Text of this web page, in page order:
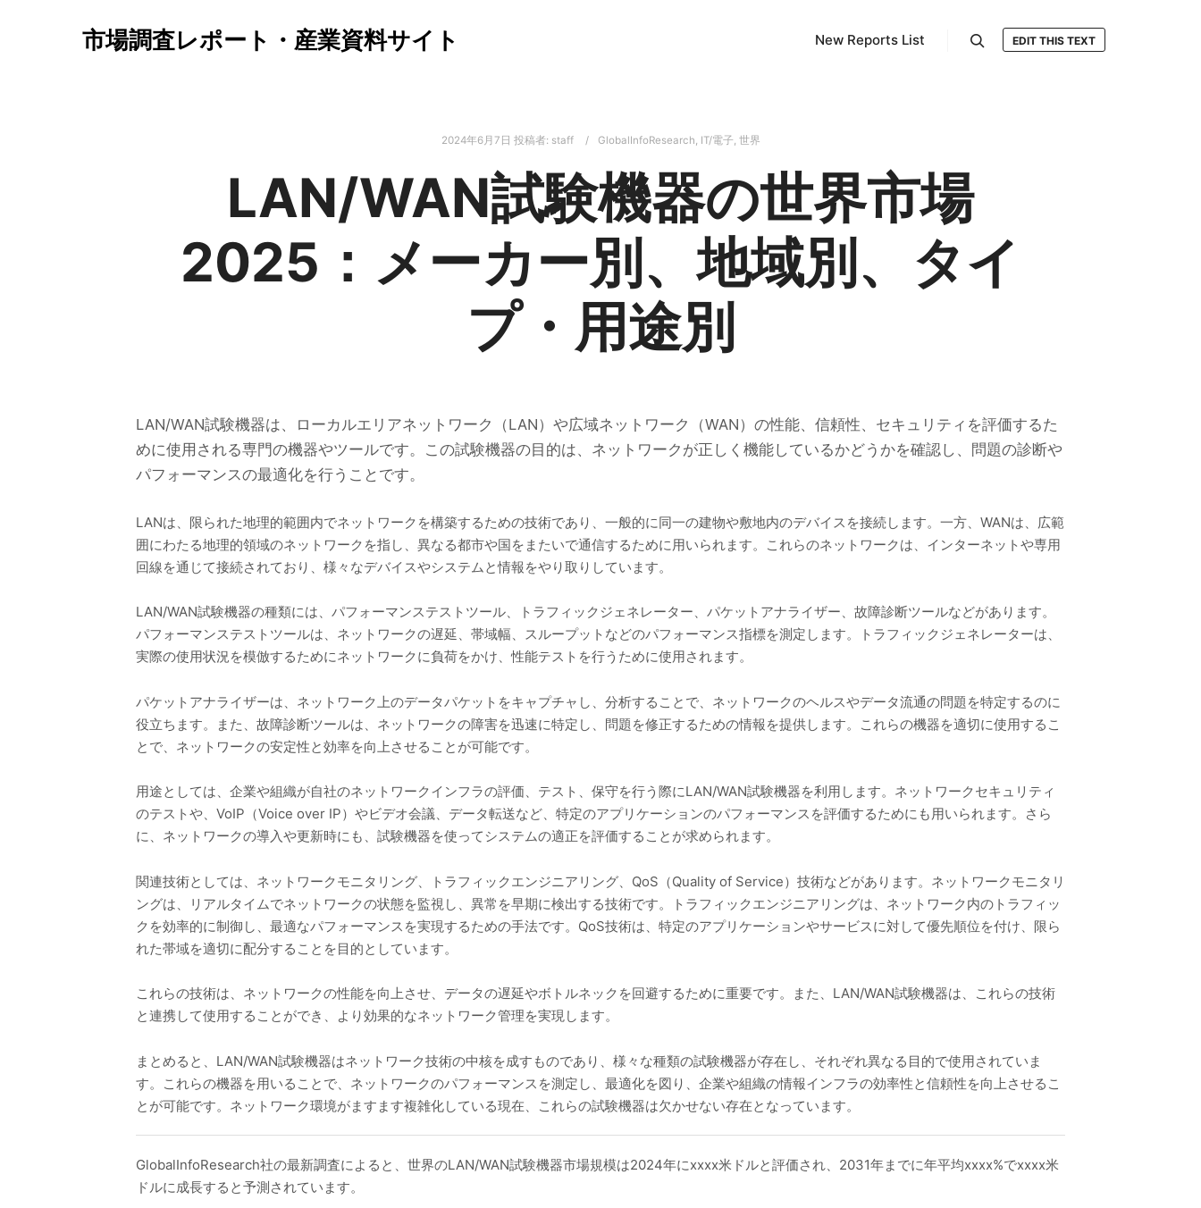
市場調査レポート・産業資料サイト New Reports List EDIT THIS TEXT
2024年6月7日 投稿者: staff GlobalInfoResearch, IT/電子, 世界
LAN/WAN試験機器の世界市場
2025：メーカー別、地域別、タイ
プ・用途別
LAN/WAN試験機器は、ローカルエリアネットワーク（LAN）や広域ネットワーク（WAN）の性能、信頼性、セキュリティを評価するた
めに使用される専門の機器やツールです。この試験機器の目的は、ネットワークが正しく機能しているかどうかを確認し、問題の診断や
パフォーマンスの最適化を行うことです。
LANは、限られた地理的範囲内でネットワークを構築するための技術であり、一般的に同一の建物や敷地内のデバイスを接続します。一方、WANは、広範
囲にわたる地理的領域のネットワークを指し、異なる都市や国をまたいで通信するために用いられます。これらのネットワークは、インターネットや専用
回線を通じて接続されており、様々なデバイスやシステムと情報をやり取りしています。
LAN/WAN試験機器の種類には、パフォーマンステストツール、トラフィックジェネレーター、パケットアナライザー、故障診断ツールなどがあります。
パフォーマンステストツールは、ネットワークの遅延、帯域幅、スループットなどのパフォーマンス指標を測定します。トラフィックジェネレーターは、
実際の使用状況を模倣するためにネットワークに負荷をかけ、性能テストを行うために使用されます。
パケットアナライザーは、ネットワーク上のデータパケットをキャプチャし、分析することで、ネットワークのヘルスやデータ流通の問題を特定するのに
役立ちます。また、故障診断ツールは、ネットワークの障害を迅速に特定し、問題を修正するための情報を提供します。これらの機器を適切に使用するこ
とで、ネットワークの安定性と効率を向上させることが可能です。
用途としては、企業や組織が自社のネットワークインフラの評価、テスト、保守を行う際にLAN/WAN試験機器を利用します。ネットワークセキュリティ
のテストや、VoIP（Voice over IP）やビデオ会議、データ転送など、特定のアプリケーションのパフォーマンスを評価するためにも用いられます。さら
に、ネットワークの導入や更新時にも、試験機器を使ってシステムの適正を評価することが求められます。
関連技術としては、ネットワークモニタリング、トラフィックエンジニアリング、QoS（Quality of Service）技術などがあります。ネットワークモニタリ
ングは、リアルタイムでネットワークの状態を監視し、異常を早期に検出する技術です。トラフィックエンジニアリングは、ネットワーク内のトラフィッ
クを効率的に制御し、最適なパフォーマンスを実現するための手法です。QoS技術は、特定のアプリケーションやサービスに対して優先順位を付け、限ら
れた帯域を適切に配分することを目的としています。
これらの技術は、ネットワークの性能を向上させ、データの遅延やボトルネックを回避するために重要です。また、LAN/WAN試験機器は、これらの技術
と連携して使用することができ、より効果的なネットワーク管理を実現します。
まとめると、LAN/WAN試験機器はネットワーク技術の中核を成すものであり、様々な種類の試験機器が存在し、それぞれ異なる目的で使用されていま
す。これらの機器を用いることで、ネットワークのパフォーマンスを測定し、最適化を図り、企業や組織の情報インフラの効率性と信頼性を向上させるこ
とが可能です。ネットワーク環境がますます複雑化している現在、これらの試験機器は欠かせない存在となっています。
GlobalInfoResearch社の最新調査によると、世界のLAN/WAN試験機器市場規模は2024年にxxxx米ドルと評価され、2031年までに年平均xxxx%でxxxx米
ドルに成長すると予測されています。